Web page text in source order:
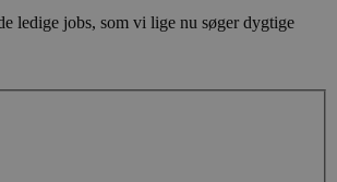
ledige jobs, som vi lige nu søger dygtige